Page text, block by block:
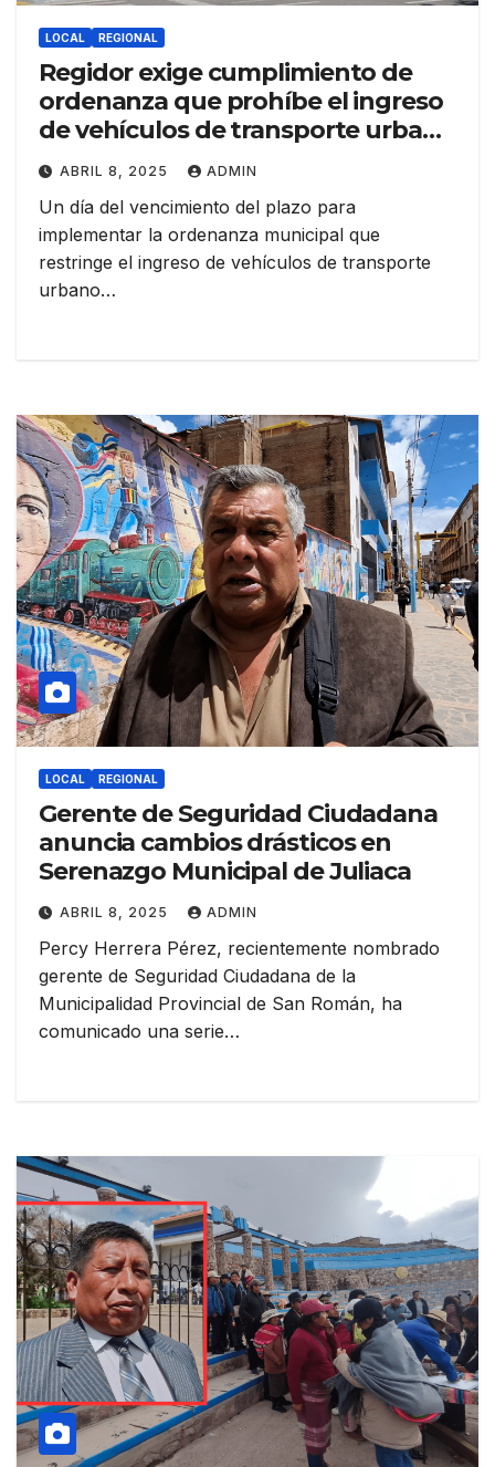
LOCAL REGIONAL
Regidor exige cumplimiento de
ordenanza que prohíbe el ingreso
de vehículos de transporte urbano
al centro de Juliaca
ABRIL 8, 2025 ADMIN
Un día del vencimiento del plazo para
implementar la ordenanza municipal que
restringe el ingreso de vehículos de transporte
urbano…
LOCAL REGIONAL
Gerente de Seguridad Ciudadana
anuncia cambios drásticos en
Serenazgo Municipal de Juliaca
ABRIL 8, 2025 ADMIN
Percy Herrera Pérez, recientemente nombrado
gerente de Seguridad Ciudadana de la
Municipalidad Provincial de San Román, ha
comunicado una serie…